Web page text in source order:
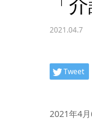
「
2021.04.7
Tweet
2021年4